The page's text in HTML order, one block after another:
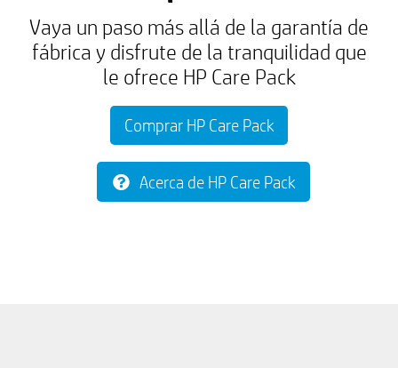
Vaya un paso más allá de la garantía de
fábrica y disfrute de la tranquilidad que
le ofrece HP Care Pack
Comprar HP Care Pack
Acerca de HP Care Pack